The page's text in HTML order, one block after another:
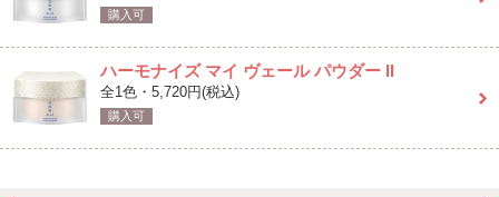
購入可
ハーモナイズ マイ ヴェール パウダー II
全1色・5,720円(税込)
購入可